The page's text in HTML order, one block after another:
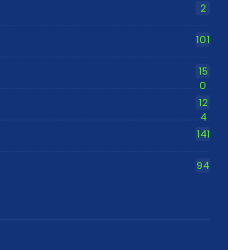
2
101
15
0
12
4
141
94